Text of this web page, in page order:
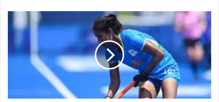
कर
Kataria:
बाद
उतरेंगी